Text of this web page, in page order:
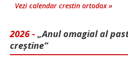
Vezi calendar crestin ortodox »
2026 - „Anul omagial al
creștine”